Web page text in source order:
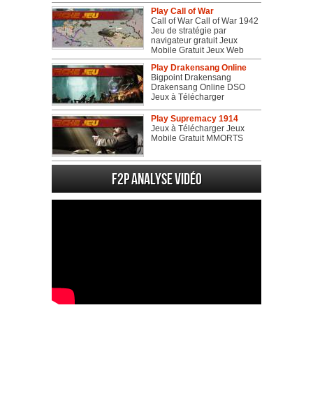
Play Call of War
Call of War Call of War 1942
Jeu de stratégie par
navigateur gratuit Jeux
Mobile Gratuit Jeux Web
Play Drakensang Online
Bigpoint Drakensang
Drakensang Online DSO
Jeux à Télécharger
Play Supremacy 1914
Jeux à Télécharger Jeux
Mobile Gratuit MMORTS
F2P Analyse vidéo